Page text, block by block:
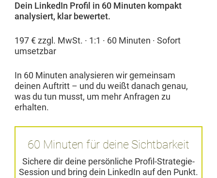
Dein LinkedIn Pro­fil in 60 Minuten kom­pakt
analysiert, klar bewertet.
197 € zzgl. MwSt. · 1:1 · 60 Minuten · Sofort
umsetzbar
In 60 Minuten analysieren wir gemein­sam
deinen Auftritt – und du weißt danach genau,
was du tun musst, um mehr Anfra­gen zu
erhalten.
60 Minuten für deine Sichtbarkeit
Sichere dir deine per­sön­liche Pro­fil-Strate­gie-
Ses­sion und bring dein LinkedIn auf den Punkt.